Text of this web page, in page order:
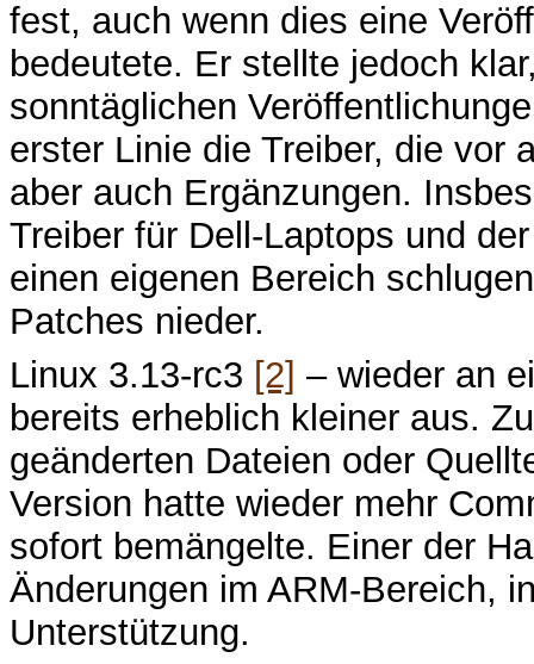
fest, auch wenn dies eine
bedeutete. Er stellte jedoch
sonntäglichen
erster Linie die Treiber, die vor
aber auch Ergänzungen.
Treiber für Dell-Laptops und
einen eigenen Bereich
Patches nieder.
Linux 3.13-rc3 [2] – wieder an
bereits erheblich kleiner aus.
geänderten Dateien oder
Version hatte wieder mehr
sofort bemängelte. Einer der
Änderungen im ARM-Bereich,
Unterstützung.